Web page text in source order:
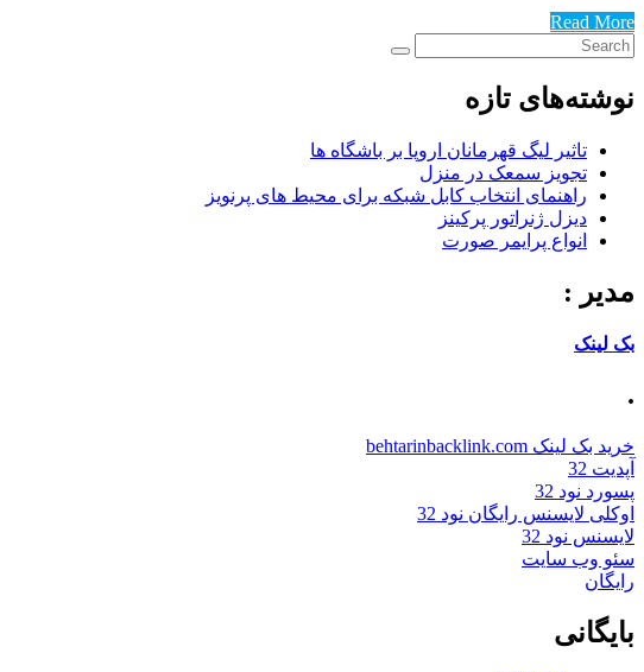
Read More
نوشته‌های تازه
تاثیر لیگ قهرمانان اروپا بر باشگاه ها
تجویز سمعک در منزل
راهنمای انتخاب کابل شبکه برای محیط های پرنویز
دیزل ژنراتور پرکینز
انواع پرایمر صورت
مدیر :
بک لینک
.
خرید بک لینک behtarinbacklink.com
آپدیت 32
پسورد نود 32
اوکلی لایسنس رایگان نود 32
لایسنس نود 32
سئو وب سایت
رایگان
بایگانی